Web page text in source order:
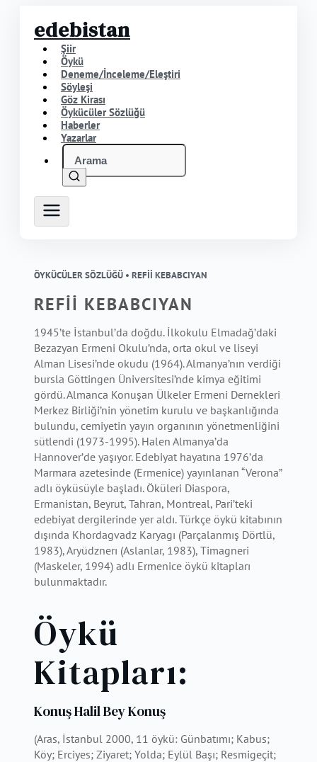
edebistan
Şiir
Öykü
Deneme/İnceleme/Eleştiri
Söyleşi
Göz Kirası
Öykücüler Sözlüğü
Haberler
Yazarlar
ÖYKÜCÜLER SÖZLÜĞÜ • REFİİ KEBABCIYAN
REFİİ KEBABCIYAN
1945’te İstanbul’da doğdu. İlkokulu Elmadağ’daki
Bezazyan Ermeni Okulu’nda, orta okul ve liseyi
Alman Lisesi’nde okudu (1964). Almanya’nın verdiği
bursla Göttingen Üniversitesi’nde kimya eğitimi
gördü. Almanca Konuşan Ülkeler Ermeni Dernekleri
Merkez Birliği’nin yönetim kurulu ve başkanlığında
bulundu, cemiyetin yayın organının yönetmenliğini
sütlendi (1973-1995). Halen Almanya’da
Hannover’de yaşıyor. Edebiyat hayatına 1976’da
Marmara azetesinde (Ermenice) yayınlanan “Verona”
adlı öyküsüyle başladı. Öküleri Diaspora,
Ermanistan, Beyrut, Tahran, Montreal, Pari’teki
edebiyat dergilerinde yer aldı. Türkçe öykü kitabının
dışında Khordagvadz Karyagı (Parçalanmış Dörtlü,
1983), Aryüdznerı (Aslanlar, 1983), Timagneri
(Maskeler, 1994) adlı Ermenice öykü kitapları
bulunmaktadır.
Öykü
Kitapları:
Konuş Halil Bey Konuş
(Aras, İstanbul 2000, 11 öykü: Günbatımı; Kabus;
Köy; Erciyes; Ziyaret; Yolda; Eylül Başı; Resmigeçit;